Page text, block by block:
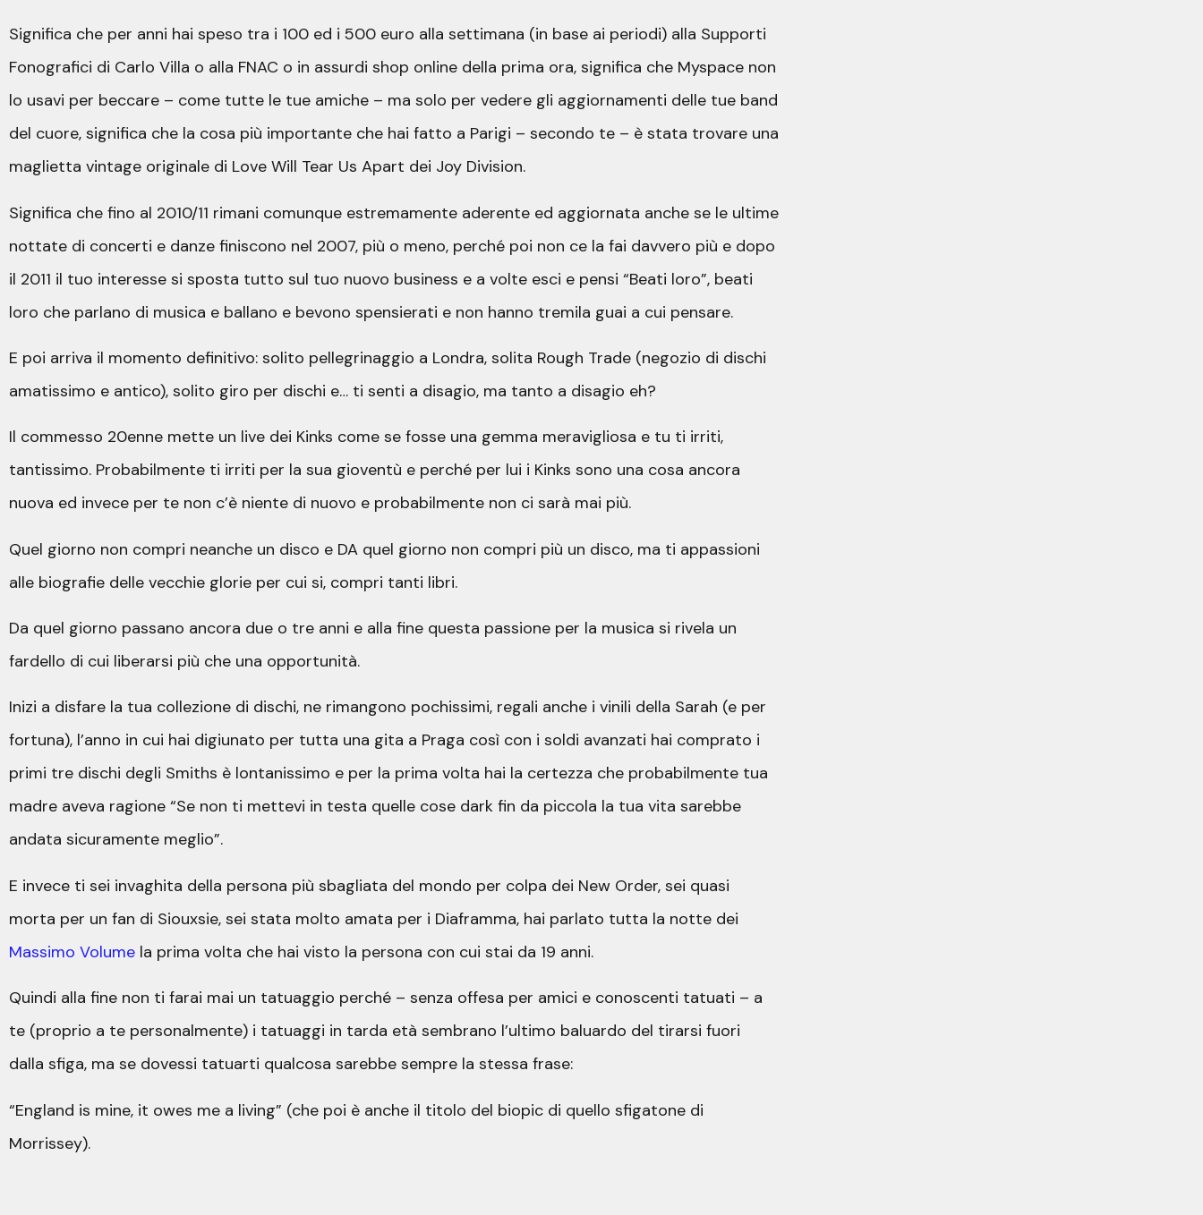
Significa che per anni hai speso tra i 100 ed i 500 euro alla settimana (in base ai periodi) alla Supporti
Fonografici di Carlo Villa o alla FNAC o in assurdi shop online della prima ora, significa che Myspace non
lo usavi per beccare – come tutte le tue amiche – ma solo per vedere gli aggiornamenti delle tue band
del cuore, significa che la cosa più importante che hai fatto a Parigi – secondo te – è stata trovare una
maglietta vintage originale di Love Will Tear Us Apart dei Joy Division.
Significa che fino al 2010/11 rimani comunque estremamente aderente ed aggiornata anche se le ultime
nottate di concerti e danze finiscono nel 2007, più o meno, perché poi non ce la fai davvero più e dopo
il 2011 il tuo interesse si sposta tutto sul tuo nuovo business e a volte esci e pensi “Beati loro”, beati
loro che parlano di musica e ballano e bevono spensierati e non hanno tremila guai a cui pensare.
E poi arriva il momento definitivo: solito pellegrinaggio a Londra, solita Rough Trade (negozio di dischi
amatissimo e antico), solito giro per dischi e… ti senti a disagio, ma tanto a disagio eh?
Il commesso 20enne mette un live dei Kinks come se fosse una gemma meravigliosa e tu ti irriti,
tantissimo. Probabilmente ti irriti per la sua gioventù e perché per lui i Kinks sono una cosa ancora
nuova ed invece per te non c’è niente di nuovo e probabilmente non ci sarà mai più.
Quel giorno non compri neanche un disco e DA quel giorno non compri più un disco, ma ti appassioni
alle biografie delle vecchie glorie per cui si, compri tanti libri.
Da quel giorno passano ancora due o tre anni e alla fine questa passione per la musica si rivela un
fardello di cui liberarsi più che una opportunità.
Inizi a disfare la tua collezione di dischi, ne rimangono pochissimi, regali anche i vinili della Sarah (e per
fortuna), l’anno in cui hai digiunato per tutta una gita a Praga così con i soldi avanzati hai comprato i
primi tre dischi degli Smiths è lontanissimo e per la prima volta hai la certezza che probabilmente tua
madre aveva ragione “Se non ti mettevi in testa quelle cose dark fin da piccola la tua vita sarebbe
andata sicuramente meglio”.
E invece ti sei invaghita della persona più sbagliata del mondo per colpa dei New Order, sei quasi
morta per un fan di Siouxsie, sei stata molto amata per i Diaframma, hai parlato tutta la notte dei
Massimo Volume la prima volta che hai visto la persona con cui stai da 19 anni.
Quindi alla fine non ti farai mai un tatuaggio perché – senza offesa per amici e conoscenti tatuati – a
te (proprio a te personalmente) i tatuaggi in tarda età sembrano l’ultimo baluardo del tirarsi fuori
dalla sfiga, ma se dovessi tatuarti qualcosa sarebbe sempre la stessa frase:
“England is mine, it owes me a living” (che poi è anche il titolo del biopic di quello sfigatone di
Morrissey).